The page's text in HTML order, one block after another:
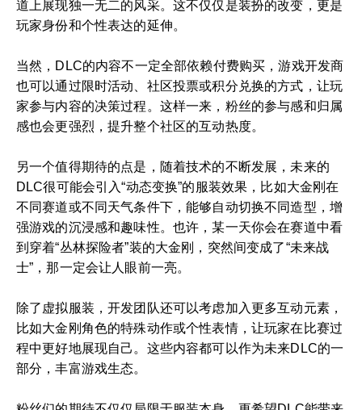
道上展现独一无二的风采。这不仅仅是装扮的改变，更是
玩家身份和个性表达的延伸。
当然，DLC的内容不一定全部依赖付费购买，游戏开发商
也可以通过限时活动、社区投票或积分兑换的方式，让玩
家参与内容的决策过程。这样一来，粉丝的参与感和归属
感也会更强烈，提升整个社区的互动热度。
另一个值得期待的点是，随着技术的不断发展，未来的
DLC很可能会引入“动态变换”的服装效果，比如大金刚在
不同赛道或不同天气条件下，能够自动切换不同造型，增
强游戏的沉浸感和趣味性。也许，某一天你会在赛道中看
到穿着“丛林探险者”装的大金刚，突然间变成了“未来战
士”，那一定会让人眼前一亮。
除了虚拟服装，开发团队还可以考虑加入更多互动元素，
比如大金刚角色的特殊动作或个性表情，让玩家在比赛过
程中更好地展现自己。这些内容都可以作为未来DLC的一
部分，丰富游戏生态。